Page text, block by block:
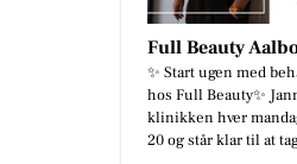
Full Beauty
✨ Start ugen med
hos Full Beauty✨
klinikken hver
20 og står klar til at